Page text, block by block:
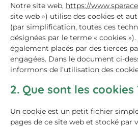
Notre site web, https://
site web ») utilise des cookies et
(par simplification, toutes ces
désignées par le terme « cookies
également placés par des tierces
engagées. Dans le document ci-
informons de l’utilisation des
2. Que sont les cookies
Un cookie est un petit fichier
pages de ce site web et stocké par